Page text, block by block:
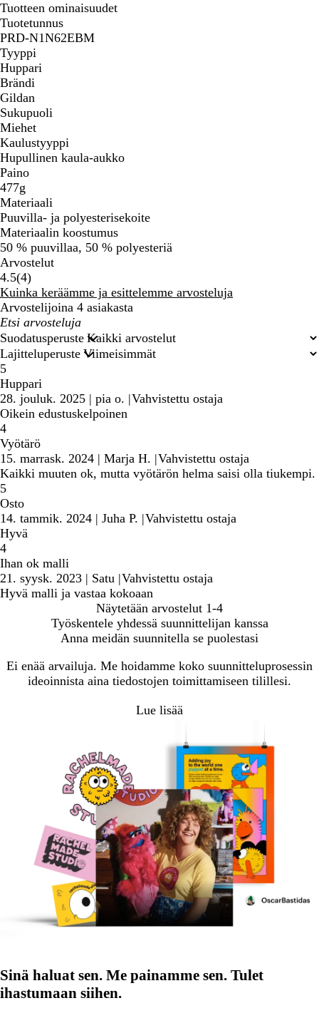
Tuotteen ominaisuudet
Tuotetunnus
PRD-N1N62EBM
Tyyppi
Huppari
Brändi
Gildan
Sukupuoli
Miehet
Kaulustyyppi
Hupullinen kaula-aukko
Paino
477g
Materiaali
Puuvilla- ja polyesterisekoite
Materiaalin koostumus
50 % puuvillaa, 50 % polyesteriä
Arvostelut
4.5(44
arvostelua
)
Kuinka keräämme ja esittelemme arvosteluja
Arvostelijoina 4 asiakasta
Omat
hakusyötteet
Suodatusperuste
Lajitteluperuste
5
Huppari
28. jouluk. 2025 | pia o. |Vahvistettu ostaja
Oikein edustuskelpoinen
4
Vyötärö
15. marrask. 2024 | Marja H. |Vahvistettu ostaja
Kaikki muuten ok, mutta vyötärön helma saisi olla tiukempi.
5
Osto
14. tammik. 2024 | Juha P. |Vahvistettu ostaja
Hyvä
4
Ihan ok malli
21. syysk. 2023 | Satu |Vahvistettu ostaja
Hyvä malli ja vastaa kokoaan
Näytetään arvostelut 1-4
Työskentele yhdessä suunnittelijan kanssa
Anna meidän suunnitella se puolestasi
Ei enää arvailuja. Me hoidamme koko suunnitteluprosessin
ideoinnista aina tiedostojen toimittamiseen tilillesi.
Lue lisää
Sinä haluat sen. Me painamme sen. Tulet
ihastumaan siihen.